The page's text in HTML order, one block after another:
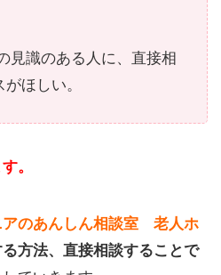
見識のある人に、直接相
ほしい。
。
アのあんしん相談室 老人ホ
方法、直接相談することで